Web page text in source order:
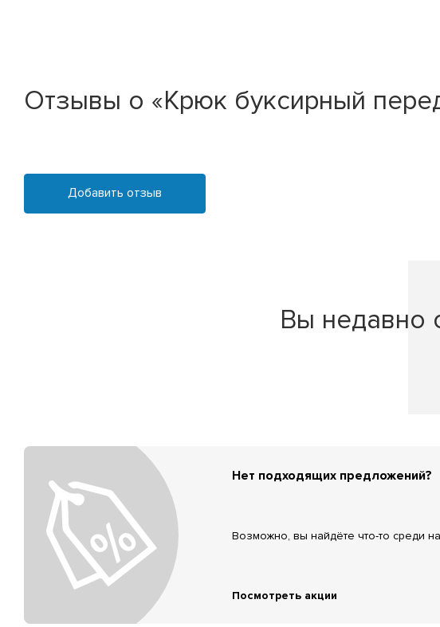
Отзывы о «Крюк буксирный
Добавить отзыв
Вы недавно
Нет подходящих предложений?
Возможно, вы найдёте что-то среди
Посмотреть акции